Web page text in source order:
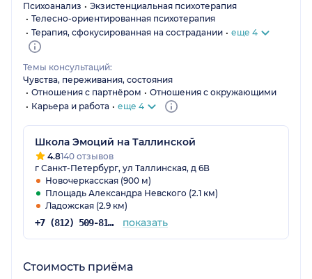
Психоанализ
Экзистенциальная психотерапия
Телесно-ориентированная психотерапия
Терапия, сфокусированная на сострадании
еще 4
Темы консультаций:
Чувства, переживания, состояния
Отношения с партнёром
Отношения с окружающими
Карьера и работа
еще 4
Школа Эмоций на Таллинской
4.8140 отзывов
г Санкт-Петербург, ул Таллинская, д 6В
Новочеркасская (900 м)
Площадь Александра Невского (2.1 км)
Ладожская (2.9 км)
+7 (812) 509-81-85 показать
Стоимость приёма